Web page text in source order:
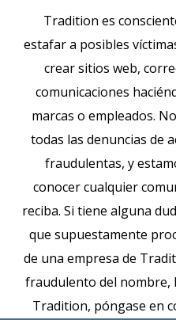
Tradition es
estafar a posibles
crear sitios web,
comunicaciones
marcas o empleados.
todas las denuncias de
fraudulentas, y
conocer cualquier
reciba. Si tiene alguna
que supuestamente
de una empresa de
fraudulento del nombre,
Tradition, póngase en